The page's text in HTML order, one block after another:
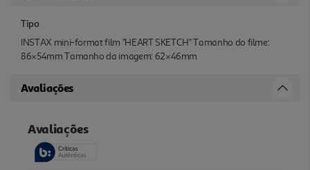
Tipo
INSTAX mini-format film "HEART SKETCH" Tamanho do filme:
86×54mm Tamanho da imagem: 62×46mm
Avaliações